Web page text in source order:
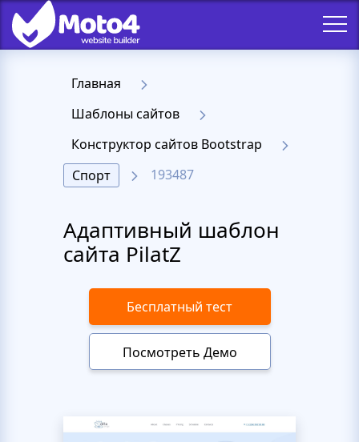
Главная
Шаблоны сайтов
Конструктор сайтов Bootstrap
Спорт
193487
Адаптивный шаблон
сайта PilatZ
Бесплатный тест
Посмотреть Демо